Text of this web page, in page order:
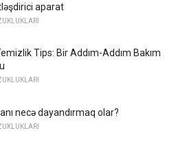
aparat
Tips: Bir Addım-Addım Bakım
necə dayandırmaq olar?